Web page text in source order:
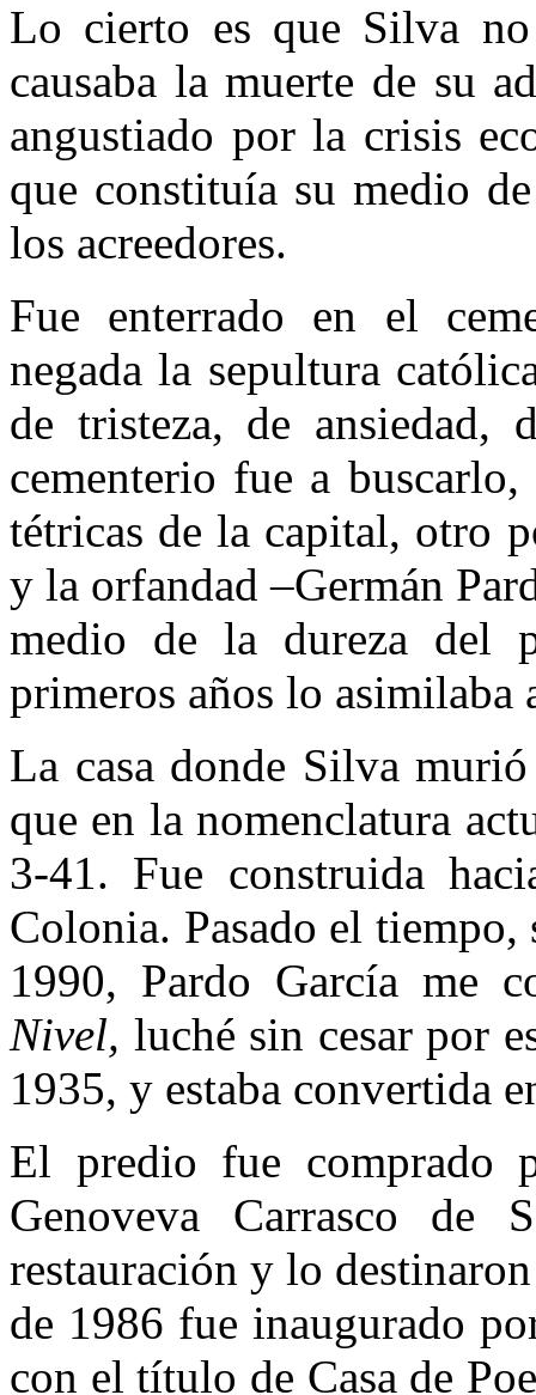
Lo cierto es que Silva
causaba la muerte de su
angustiado por la crisis
que constituía su medio
los acreedores.
Fue enterrado en el
negada la sepultura
de tristeza, de ansiedad,
cementerio fue a
tétricas de la capital, otro
y la orfandad –Germán
medio de la dureza del
primeros años lo asimilaba
La casa donde Silva
que en la nomenclatura
3-41. Fue construida
Colonia. Pasado el
1990, Pardo García me
Nivel, luché sin cesar por
1935, y estaba convertida
El predio fue comprado
Genoveva Carrasco de
restauración y lo
de 1986 fue inaugurado
con el título de Casa de